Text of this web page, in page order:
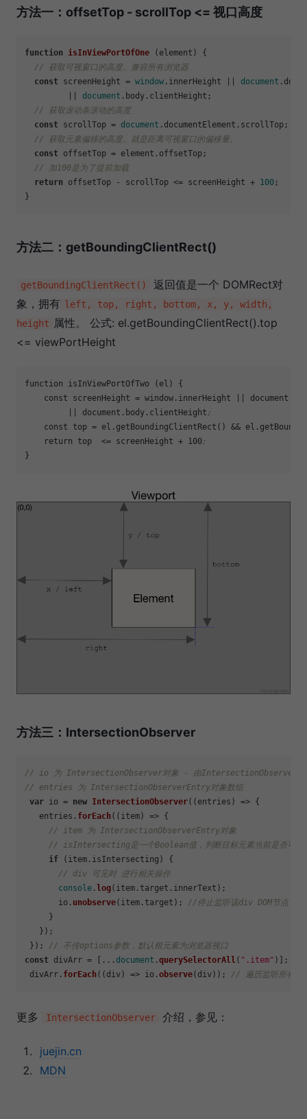
方法一：offsetTop - scrollTop <= 视口高度
function isInViewPortOfOne (element) {
// 获取可视窗口的高度。兼容所有浏览器
const screenHeight = window . innerHeight document .
document . body . clientHeight ;
// 获取滚动条滚动的高度
const scrollTop = document . documentElement . scrollTop ;
// 获取元素偏移的高度。就是距离可视窗口的偏移量。
const offsetTop = element. offsetTop ;
// 加100是为了提前加载
return offsetTop - scrollTop <= screenHeight + 100 ;
方法二：getBoundingClientRect()
getBoundingClientRect()
返回值是一个 DOMRect对
象，拥有 left, top, right, bottom, x, y, width,
height 属性。 公式: el.getBoundingClientRect().top
<= viewPortHeight
function isInViewPortOfTwo (el) {
    const
screenHeight = window.innerHeight ||
    	 || document.body.clientHeight
;
    const
top = el.getBoundingClientRect() &&
    return top  <= screenHeight + 100
;
方法三：IntersectionObserver
// io 为 IntersectionObserver对象 - 由IntersectionObserver()
// entries 为 IntersectionObserverEntry对象数组
var io = new IntersectionObserver( ( entries ) => {
   entries.
forEach( ( item ) => {
// item 为 IntersectionObserverEntry对象
// isIntersecting是一个Boolean值，判断目标元素当前是否可见
if (item. isIntersecting ) {
// div 可见时 进行相关操作
console . log(item. target . innerText );
       io.
unobserve(item. target ); //停止监听该div DOM节点
     }
   });
}); // 不传options参数，默认根元素为浏览器视口
const divArr = [...document .querySelectorAll( ".item" )];
divArr. forEach( ( div ) => io.observe(div)); // 遍历监听所有div
更多 IntersectionObserver 介绍，参见：
juejin.cn
MDN